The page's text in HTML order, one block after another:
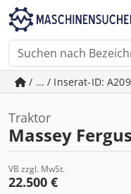
/ ... / Inserat-ID:
Traktor
Massey
VB zzgl. MwSt.
22.500 €